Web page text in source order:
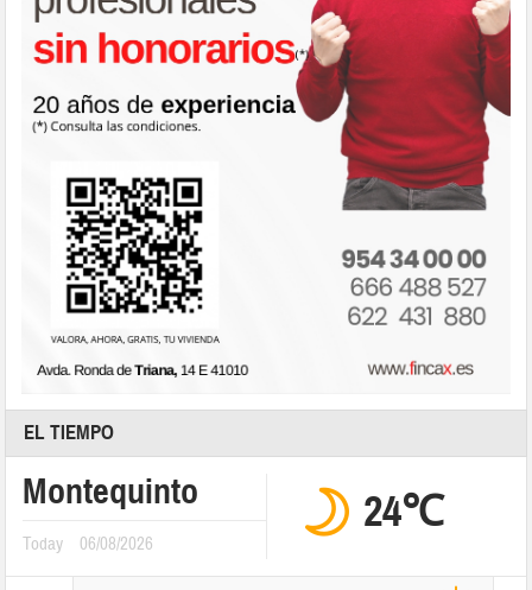
EL TIEMPO
Montequinto
Today 06/08/2026
24℃